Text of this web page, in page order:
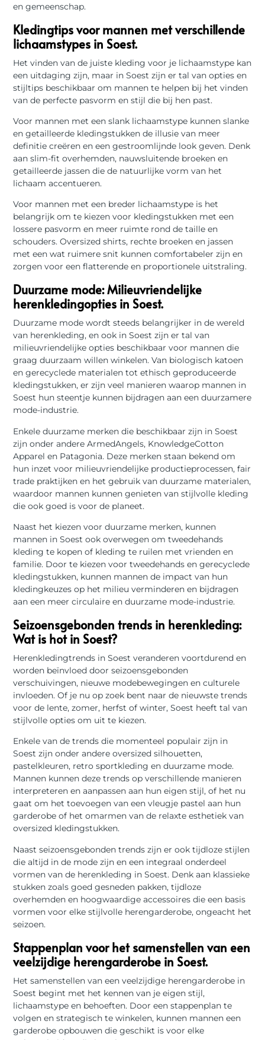
en gemeenschap.
Kledingtips voor mannen met verschillende
lichaamstypes in Soest.
Het vinden van de juiste kleding voor je lichaamstype kan
een uitdaging zijn, maar in Soest zijn er tal van opties en
stijltips beschikbaar om mannen te helpen bij het vinden
van de perfecte pasvorm en stijl die bij hen past.
Voor mannen met een slank lichaamstype kunnen slanke
en getailleerde kledingstukken de illusie van meer
definitie creëren en een gestroomlijnde look geven. Denk
aan slim-fit overhemden, nauwsluitende broeken en
getailleerde jassen die de natuurlijke vorm van het
lichaam accentueren.
Voor mannen met een breder lichaamstype is het
belangrijk om te kiezen voor kledingstukken met een
lossere pasvorm en meer ruimte rond de taille en
schouders. Oversized shirts, rechte broeken en jassen
met een wat ruimere snit kunnen comfortabeler zijn en
zorgen voor een flatterende en proportionele uitstraling.
Duurzame mode: Milieuvriendelijke
herenkledingopties in Soest.
Duurzame mode wordt steeds belangrijker in de wereld
van herenkleding, en ook in Soest zijn er tal van
milieuvriendelijke opties beschikbaar voor mannen die
graag duurzaam willen winkelen. Van biologisch katoen
en gerecyclede materialen tot ethisch geproduceerde
kledingstukken, er zijn veel manieren waarop mannen in
Soest hun steentje kunnen bijdragen aan een duurzamere
mode-industrie.
Enkele duurzame merken die beschikbaar zijn in Soest
zijn onder andere ArmedAngels, KnowledgeCotton
Apparel en Patagonia. Deze merken staan bekend om
hun inzet voor milieuvriendelijke productieprocessen, fair
trade praktijken en het gebruik van duurzame materialen,
waardoor mannen kunnen genieten van stijlvolle kleding
die ook goed is voor de planeet.
Naast het kiezen voor duurzame merken, kunnen
mannen in Soest ook overwegen om tweedehands
kleding te kopen of kleding te ruilen met vrienden en
familie. Door te kiezen voor tweedehands en gerecyclede
kledingstukken, kunnen mannen de impact van hun
kledingkeuzes op het milieu verminderen en bijdragen
aan een meer circulaire en duurzame mode-industrie.
Seizoensgebonden trends in herenkleding:
Wat is hot in Soest?
Herenkledingtrends in Soest veranderen voortdurend en
worden beïnvloed door seizoensgebonden
verschuivingen, nieuwe modebewegingen en culturele
invloeden. Of je nu op zoek bent naar de nieuwste trends
voor de lente, zomer, herfst of winter, Soest heeft tal van
stijlvolle opties om uit te kiezen.
Enkele van de trends die momenteel populair zijn in
Soest zijn onder andere oversized silhouetten,
pastelkleuren, retro sportkleding en duurzame mode.
Mannen kunnen deze trends op verschillende manieren
interpreteren en aanpassen aan hun eigen stijl, of het nu
gaat om het toevoegen van een vleugje pastel aan hun
garderobe of het omarmen van de relaxte esthetiek van
oversized kledingstukken.
Naast seizoensgebonden trends zijn er ook tijdloze stijlen
die altijd in de mode zijn en een integraal onderdeel
vormen van de herenkleding in Soest. Denk aan klassieke
stukken zoals goed gesneden pakken, tijdloze
overhemden en hoogwaardige accessoires die een basis
vormen voor elke stijlvolle herengarderobe, ongeacht het
seizoen.
Stappenplan voor het samenstellen van een
veelzijdige herengarderobe in Soest.
Het samenstellen van een veelzijdige herengarderobe in
Soest begint met het kennen van je eigen stijl,
lichaamstype en behoeften. Door een stappenplan te
volgen en strategisch te winkelen, kunnen mannen een
garderobe opbouwen die geschikt is voor elke